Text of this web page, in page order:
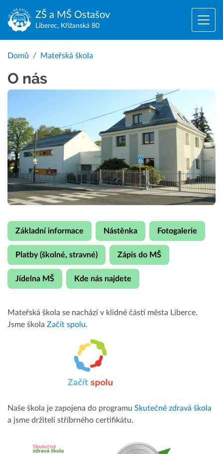
ZŠ a MŠ Ostašov
Liberec, Křižanská 80
Domů Mateřská škola
O nás
Základní informace Nástěnka Fotogalerie
Platby (školné, stravné) Zápis do MŠ
Jídelna MŠ Kde nás najdete
Mateřská škola se nachází v klidné části města Liberce.
Jsme škola Začít spolu.
Naše škola je zapojena do programu Skutečně zdravá škola
a jsme držiteli stříbrného certifikátu.